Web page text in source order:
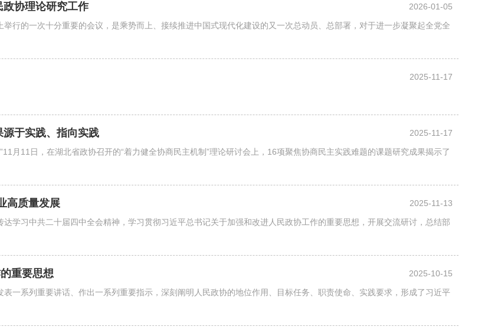
协理论研究工作
2026-01-05
行的一次十分重要的会议，是乘势而上、接续推进中国式现代化建设的又一次总动员、总部署，对于进一步凝聚起全党全
2025-11-17
于实践、指向实践
2025-11-17
月11日，在湖北省政协召开的“着力健全协商民主机制”理论研讨会上，16项聚焦协商民主实践难题的课题研究成果揭示了
高质量发展
2025-11-13
学习中共二十届四中全会精神，学习贯彻习近平总书记关于加强和改进人民政协工作的重要思想，开展交流研讨，总结部
重要思想
2025-10-15
一系列重要讲话、作出一系列重要指示，深刻阐明人民政协的地位作用、目标任务、职责使命、实践要求，形成了习近平